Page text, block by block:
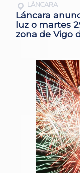
LÁNCARA
Láncara
luz o martes
zona de Vigo